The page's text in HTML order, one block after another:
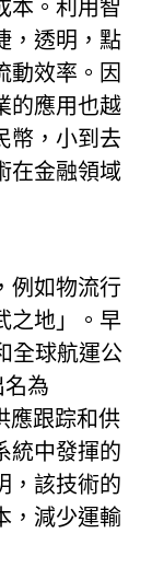
本。利用智
，透明，點
動效率。因
的應用也越
幣，小到去
在金融領域
例如物流行
之地」。早
全球航運公
為
應跟踪和供
統中發揮的
，該技術的
，減少運輸